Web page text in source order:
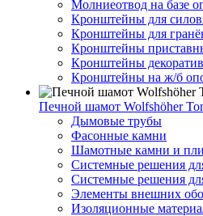
Молниеотвод на
Кронштейны для
Кронштейны для
Кронштейны
Кронштейны
Кронштейны на ж/б
Печной шамот Wolfshöher
Дымовые трубы
Фасонные камни
Шамотные камни и
Системные решения
Системные решения
Элементы внешних
Изоляционные